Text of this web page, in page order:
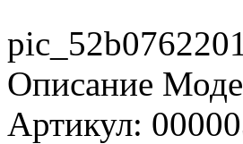
Описание
Артикул: